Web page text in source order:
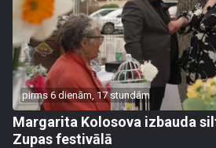
pirms 6 dienām, 17 stundām
Margarita Kolosova izbauda
Zupas festivālā